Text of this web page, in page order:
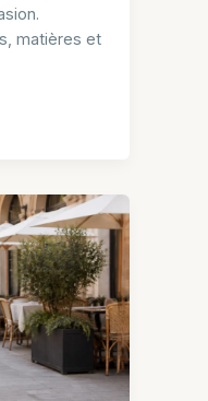
matières et